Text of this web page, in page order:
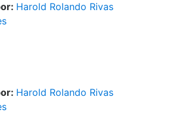
Harold Rolando Rivas
Harold Rolando Rivas